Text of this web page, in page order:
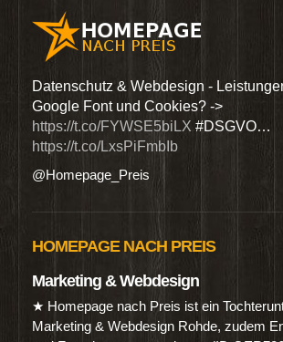
Datenschutz & Webdesign -
Google Font und Cookies? ->
https://t.co/FYWSE5biLX #DSGVO…
https://t.co/LxsPiFmbIb
@Homepage_Preis
HOMEPAGE NACH PREIS
Marketing & Webdesign
★ Homepage nach Preis ist ein
Marketing & Webdesign Rohde, zudem